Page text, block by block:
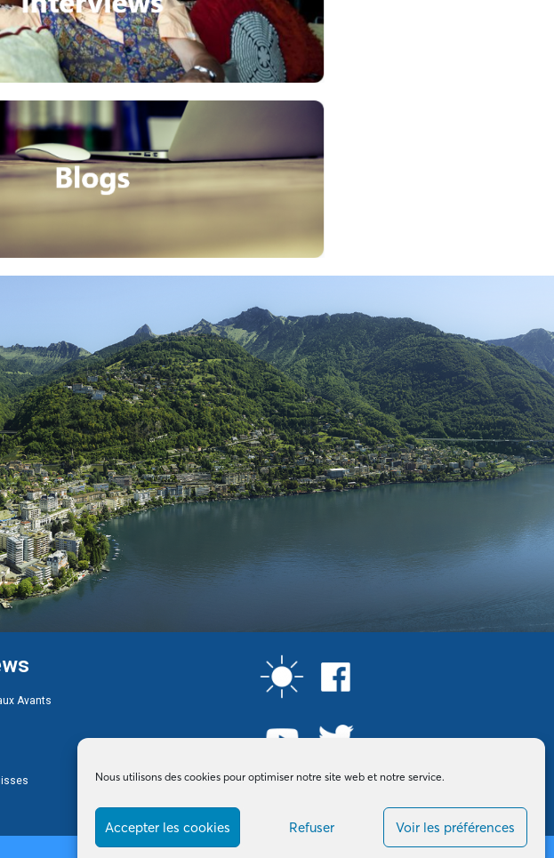
Nous utilisons des cookies pour optimiser notre site web et notre service.
Accepter les cookies Refuser Voir les préférences
Avants